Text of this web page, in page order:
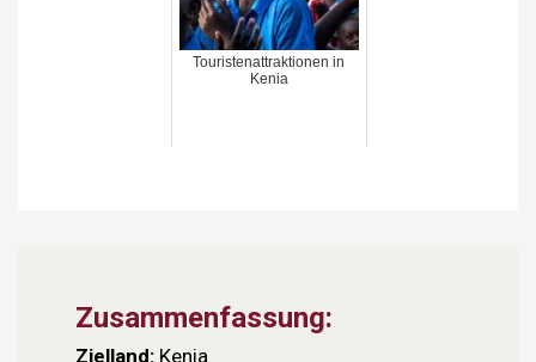
Touristenattraktionen in
Kenia
Zusammenfassung:
Zielland: Kenia